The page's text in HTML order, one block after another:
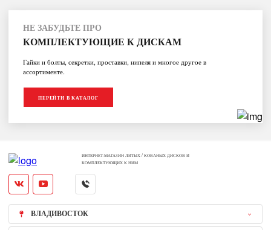
НЕ ЗАБУДЬТЕ ПРО
КОМПЛЕКТУЮЩИЕ К ДИСКАМ
Гайки и болты, секретки, проставки, нипеля и многое другое в
ассортименте.
ПЕРЕЙТИ В КАТАЛОГ
ИНТЕРНЕТ-МАГАЗИН ЛИТЫХ / КОВАНЫХ ДИСКОВ И
КОМПЛЕКТУЮЩИХ К НИМ
ВЛАДИВОСТОК